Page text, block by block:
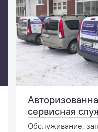
сервисная
Обслуживание,